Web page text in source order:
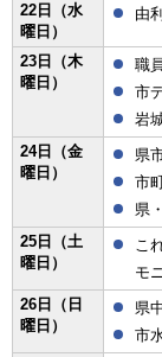
22日（水
曜日）
由
23日（木
曜日）
職
市
岩
24日（金
曜日）
県
市
県
25日（土
曜日）
こ
モ
26日（日
曜日）
県
市